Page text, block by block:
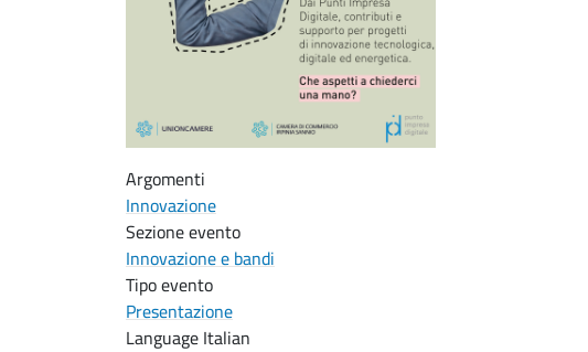
Argomenti
Innovazione
Sezione evento
Innovazione e bandi
Tipo evento
Presentazione
Language Italian